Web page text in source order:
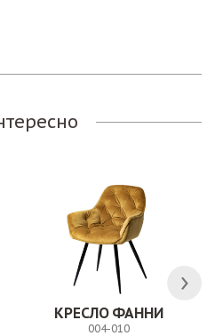
КРЕСЛО ФАННИ
004-010